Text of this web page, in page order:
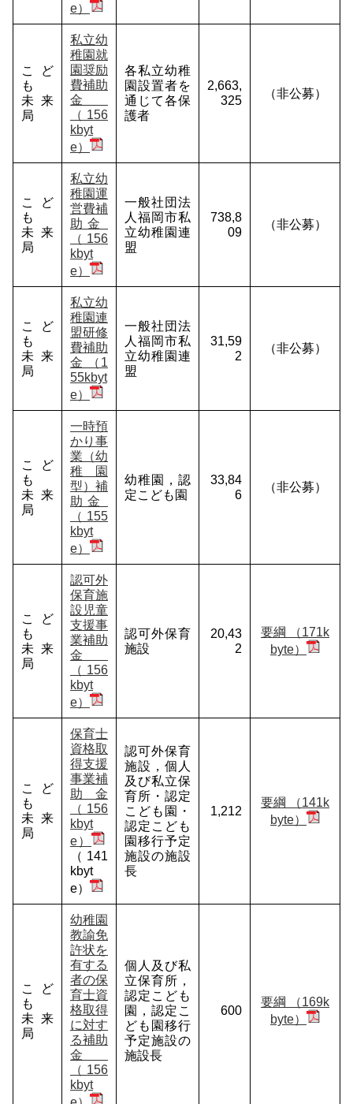
e）
こど
も
未来
局
私立幼
稚園就
園奨励
費補助
金
（156
kbyt
e）
各私立幼稚
園設置者を
通じて各保
護者
2,663,
325
（非公募）
こど
も
未来
局
私立幼
稚園運
営費補
助金
（156
kbyt
e）
一般社団法
人福岡市私
立幼稚園連
盟
738,8
09
（非公募）
こど
も
未来
局
私立幼
稚園連
盟研修
費補助
金 （1
55kbyt
e）
一般社団法
人福岡市私
立幼稚園連
盟
31,59
2
（非公募）
こど
も
未来
局
一時預
かり事
業（幼
稚園
型）補
助金
（155
kbyt
e）
幼稚園，認
定こども園
33,84
6
（非公募）
こど
も
未来
局
認可外
保育施
設児童
支援事
業補助
金
（156
kbyt
e）
認可外保育
施設
20,43
2
要綱 （171k
byte）
こど
も
未来
局
保育士
資格取
得支援
事業補
助金
（156
kbyt
e）
（141
kbyt
e）
認可外保育
施設，個人
及び私立保
育所・認定
こども園・
認定こども
園移行予定
施設の施設
長
1,212
要綱 （141k
byte）
こど
も
未来
局
幼稚園
教諭免
許状を
有する
者の保
育士資
格取得
に対す
る補助
金
（156
kbyt
個人及び私
立保育所，
認定こども
園，認定こ
ども園移行
予定施設の
施設長
600
要綱 （169k
byte）